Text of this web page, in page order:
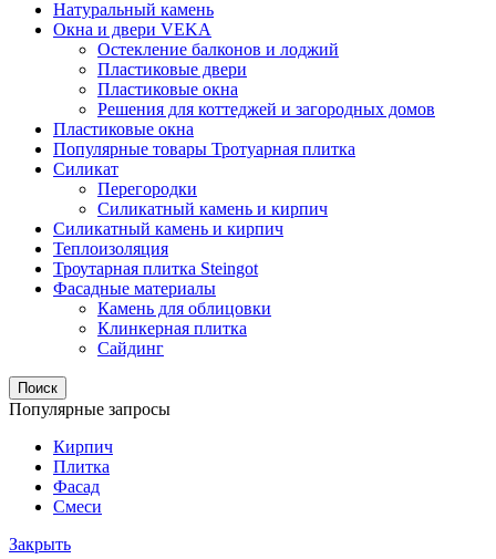
Натуральный камень
Окна и двери VEKA
Остекление балконов и лоджий
Пластиковые двери
Пластиковые окна
Решения для коттеджей и загородных домов
Пластиковые окна
Популярные товары Тротуарная плитка
Силикат
Перегородки
Силикатный камень и кирпич
Силикатный камень и кирпич
Теплоизоляция
Троутарная плитка Steingot
Фасадные материалы
Камень для облицовки
Клинкерная плитка
Сайдинг
Поиск
Популярные запросы
Кирпич
Плитка
Фасад
Смеси
Закрыть